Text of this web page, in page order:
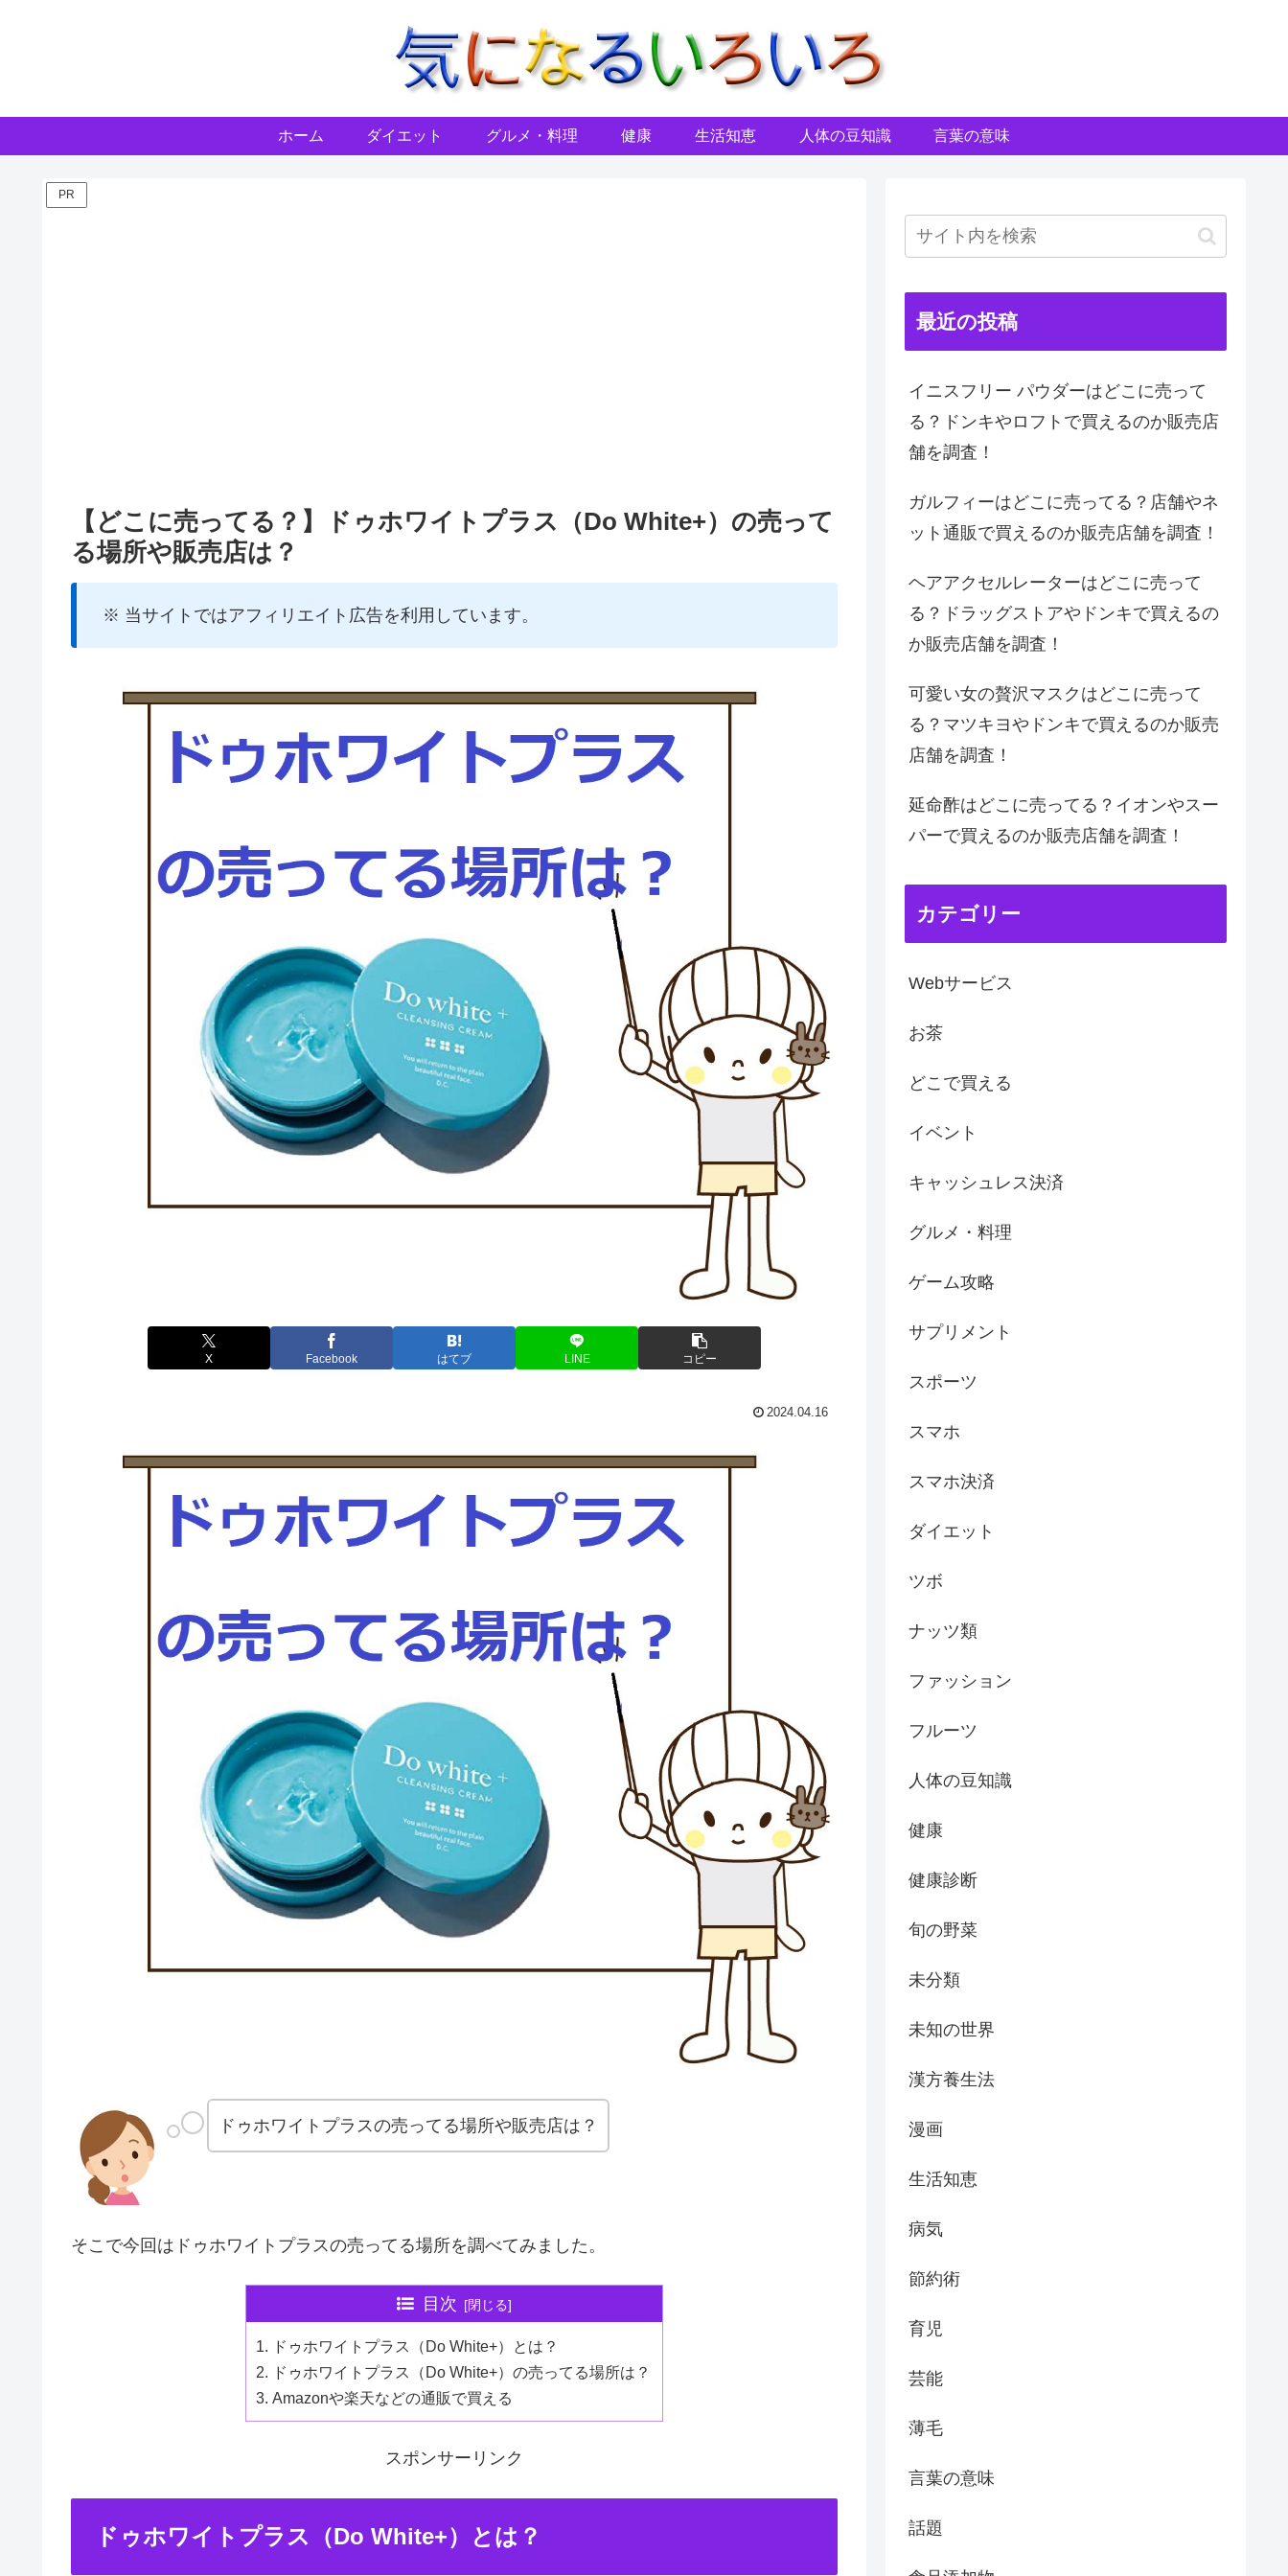
ホーム ダイエット グルメ・料理 健康 生活知恵 人体の豆知識 言葉の意味
PR
【どこに売ってる？】ドゥホワイトプラス（Do White+）の売って
る場所や販売店は？
※ 当サイトではアフィリエイト広告を利用しています。
X Facebook はてブ LINE コピー
2024.04.16
ドゥホワイトプラスの売ってる場所や販売店は？
そこで今回はドゥホワイトプラスの売ってる場所を調べてみました。
目次
ドゥホワイトプラス（Do White+）とは？
ドゥホワイトプラス（Do White+）の売ってる場所は？
Amazonや楽天などの通販で買える
スポンサーリンク
ドゥホワイトプラス（Do White+）とは？
最近の投稿
イニスフリー パウダーはどこに売って
る？ドンキやロフトで買えるのか販売店
舗を調査！
ガルフィーはどこに売ってる？店舗やネ
ット通販で買えるのか販売店舗を調査！
ヘアアクセルレーターはどこに売って
る？ドラッグストアやドンキで買えるの
か販売店舗を調査！
可愛い女の贅沢マスクはどこに売って
る？マツキヨやドンキで買えるのか販売
店舗を調査！
延命酢はどこに売ってる？イオンやスー
パーで買えるのか販売店舗を調査！
カテゴリー
Webサービス
お茶
どこで買える
イベント
キャッシュレス決済
グルメ・料理
ゲーム攻略
サプリメント
スポーツ
スマホ
スマホ決済
ダイエット
ツボ
ナッツ類
ファッション
フルーツ
人体の豆知識
健康
健康診断
旬の野菜
未分類
未知の世界
漢方養生法
漫画
生活知恵
病気
節約術
育児
芸能
薄毛
言葉の意味
話題